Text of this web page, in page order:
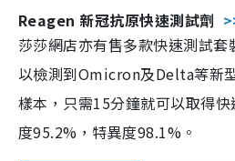
Reagen 新冠抗原快速測試劑
莎莎網店亦有售多款快速測試
以檢測到Omicron及Delta等新
樣本，只需15分鐘就可以取得
度95.2%，特異度98.1%。